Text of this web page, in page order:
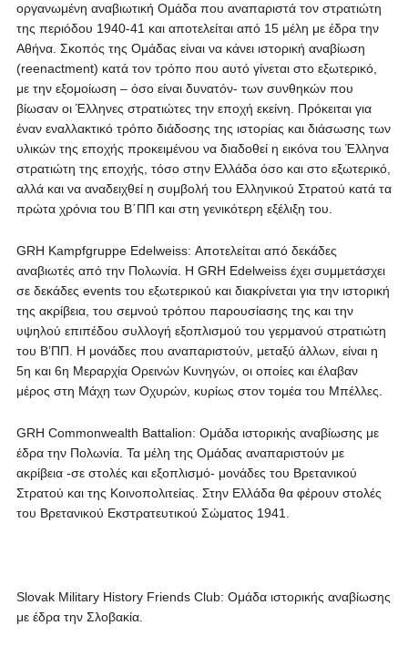
οργανωμένη αναβιωτική Ομάδα που αναπαριστά τον στρατιώτη
της περιόδου 1940-41 και αποτελείται από 15 μέλη με έδρα την
Αθήνα. Σκοπός της Ομάδας είναι να κάνει ιστορική αναβίωση
(reenactment) κατά τον τρόπο που αυτό γίνεται στο εξωτερικό,
με την εξομοίωση – όσο είναι δυνατόν- των συνθηκών που
βίωσαν οι Έλληνες στρατιώτες την εποχή εκείνη. Πρόκειται για
έναν εναλλακτικό τρόπο διάδοσης της ιστορίας και διάσωσης των
υλικών της εποχής προκειμένου να διαδοθεί η εικόνα του Έλληνα
στρατιώτη της εποχής, τόσο στην Ελλάδα όσο και στο εξωτερικό,
αλλά και να αναδειχθεί η συμβολή του Ελληνικού Στρατού κατά τα
πρώτα χρόνια του Β΄ΠΠ και στη γενικότερη εξέλιξη του.
GRH Kampfgruppe Edelweiss: Αποτελείται από δεκάδες
αναβιωτές από την Πολωνία. Η GRH Edelweiss έχει συμμετάσχει
σε δεκάδες events του εξωτερικού και διακρίνεται για την ιστορική
της ακρίβεια, του σεμνού τρόπου παρουσίασης της και την
υψηλού επιπέδου συλλογή εξοπλισμού του γερμανού στρατιώτη
του Β’ΠΠ. Η μονάδες που αναπαριστούν, μεταξύ άλλων, είναι η
5η και 6η Μεραρχία Ορεινών Κυνηγών, οι οποίες και έλαβαν
μέρος στη Μάχη των Οχυρών, κυρίως στον τομέα του Μπέλλες.
GRH Commonwealth Battalion: Ομάδα ιστορικής αναβίωσης με
έδρα την Πολωνία. Τα μέλη της Ομάδας αναπαριστούν με
ακρίβεια -σε στολές και εξοπλισμό- μονάδες του Βρετανικού
Στρατού και της Κοινοπολιτείας. Στην Ελλάδα θα φέρουν στολές
του Βρετανικού Εκστρατευτικού Σώματος 1941.
Slovak Military History Friends Club: Ομάδα ιστορικής αναβίωσης
με έδρα την Σλοβακία.